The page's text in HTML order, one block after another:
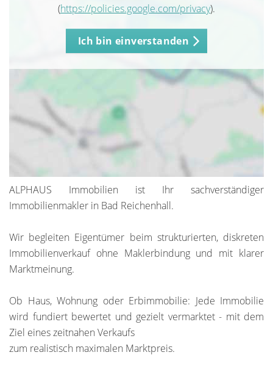
(https://policies.google.com/privacy).
Ich bin einverstanden
ALPHAUS Immobilien ist Ihr sachverständiger
Immobilienmakler in Bad Reichenhall.
Wir begleiten Eigentümer beim strukturierten, diskreten
Immobilienverkauf ohne Maklerbindung und mit klarer
Marktmeinung.
Ob Haus, Wohnung oder Erbimmobilie: Jede Immobilie
wird fundiert bewertet und gezielt vermarktet - mit dem
Ziel eines zeitnahen Verkaufs
zum realistisch maximalen Marktpreis.